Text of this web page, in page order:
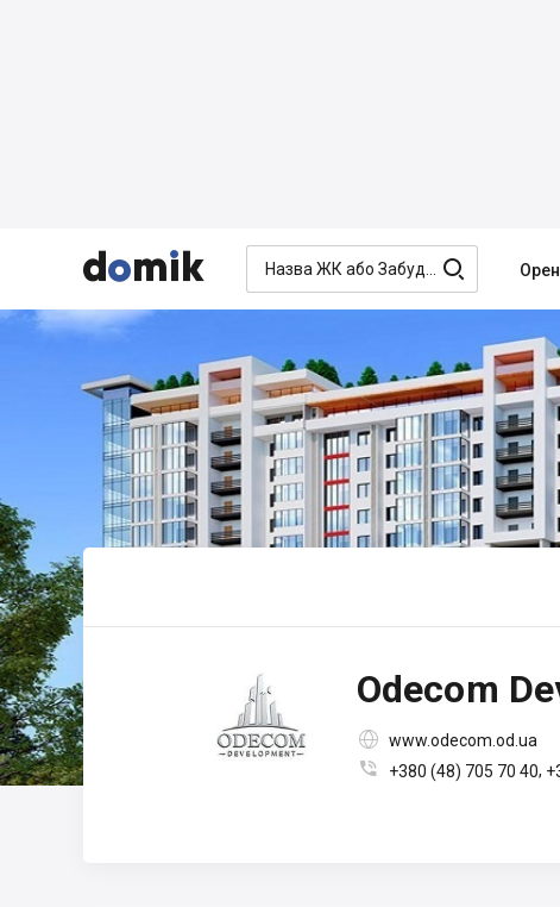


 
Odecom
 www.odecom.od.ua
 +380 (48) 705 70 40,